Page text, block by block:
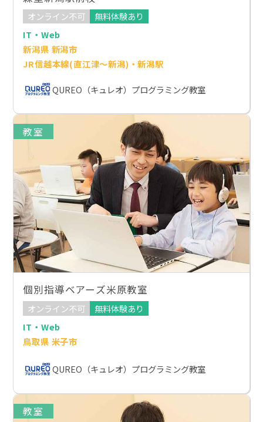
オンライン不可
無料体験あり
IT・Web
新潟県 新潟市
JR信越本線(直江津～新潟)・新潟駅
QUREO（キュレオ）プログラミング教室
教室
個別指導ベアーズ米原教室
オンライン不可
無料体験あり
IT・Web
鳥取県 米子市
QUREO（キュレオ）プログラミング教室
教室